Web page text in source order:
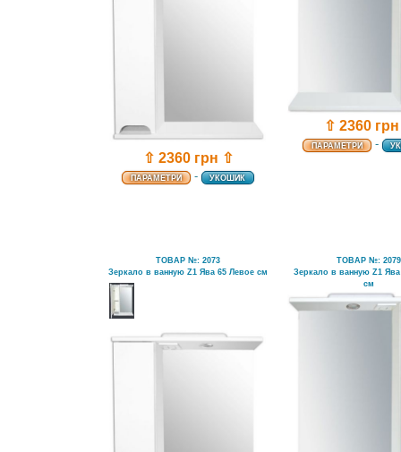
⇧ 2360 грн ⇧
ПАРАМЕТРИ - УКОШИК
⇧ 2360
ПАРАМЕТРИ -
ТОВАР №: 2073
Зеркало в ванную Z1 Ява 65 Левое см
ТОВАР №: 2079
Зеркало в ванную Z1
см